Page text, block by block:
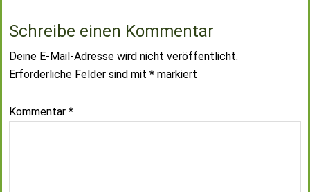
Schreibe einen Kommentar
Deine E-Mail-Adresse wird nicht veröffentlicht.
Erforderliche Felder sind mit * markiert
Kommentar *